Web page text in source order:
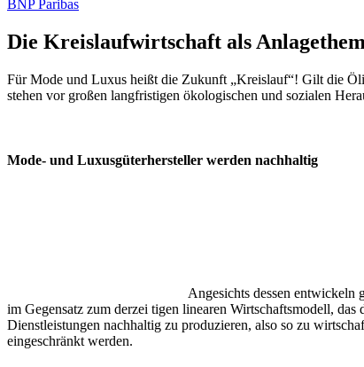
BNP Paribas
Die Kreislaufwirtschaft als
Für Mode und Luxus heißt die Zukunft „Kreislauf“! Gilt die
stehen vor großen langfristigen ökologischen und sozialen
Mode- und Luxusgüterhersteller werden nachhaltig
Angesichts dessen entwickeln
im Gegensatz zum derzei tigen linearen Wirtschaftsmodell,
Dienstleistungen nachhaltig zu produzieren, also so zu
eingeschränkt werden.